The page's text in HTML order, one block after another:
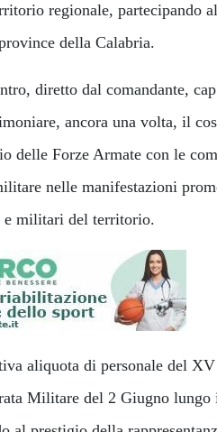
regionale, partecipando
della Calabria.
diretto dal comandante,
ancora una volta, il
delle Forze Armate con le
nelle manifestazioni
e militari del territorio.
aliquota di personale del
Militare del 2 Giugno